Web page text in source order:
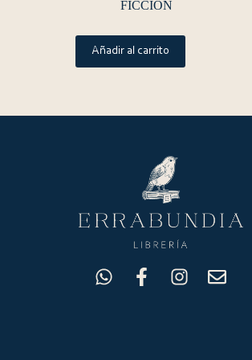
FICCIÓN
Añadir al carrito